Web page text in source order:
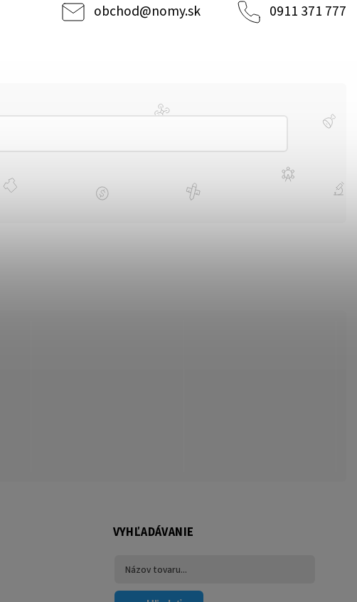
obchod@nomy.sk 0911 371 777
VYHĽADÁVANIE